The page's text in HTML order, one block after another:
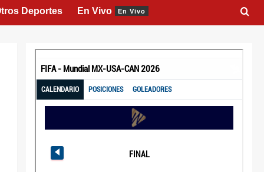
Deportes En Vivo En Vivo